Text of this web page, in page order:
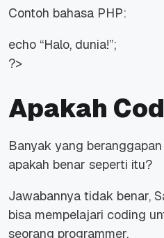
Contoh bahasa PHP:
echo “Halo, dunia!”;
?>
Apakah
Banyak yang
apakah benar seperti itu?
Jawabannya tidak benar,
bisa mempelajari coding
seorang programmer.